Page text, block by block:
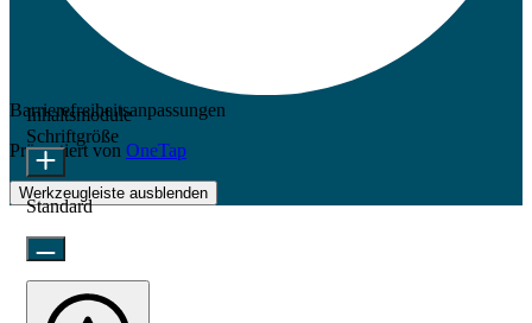
Barrierefreiheitsanpassungen
Präsentiert von OneTap
Werkzeugleiste ausblenden
Inhaltsmodule
Schriftgröße
Standard